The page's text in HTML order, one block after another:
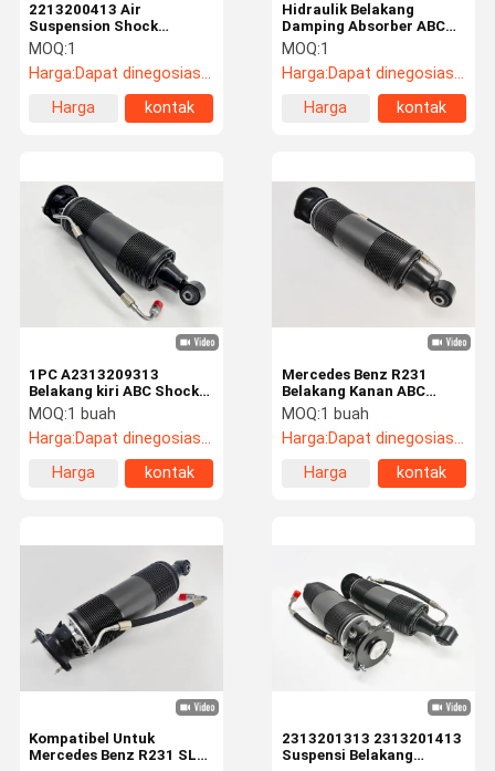
Produk Tentang Kita
Hidraulik Belakang
Damping Absorber ABC
Untuk Mercedes Benz S-
Kelas 2213200313
MOQ:1
Harga:Dapat dinegosiasikan
Harga
kontak
2213200413 Air
Suspension Shock
Absorbers ABC Hydraulic
Strut Untuk Benz
MOQ:1
Harga:Dapat dinegosiasikan
Harga
kontak
Mercedes Benz R231
Belakang Kanan ABC
Hydraulic Shock Strut
2313209613
MOQ:1 buah
Harga:Dapat dinegosiasikan
Harga
kontak
1PC A2313209313
Belakang kiri ABC Shock
Absorber Kompatibel
dengan Mercedes-Benz
SL-Kelas R231 AMG
MOQ:1 buah
Harga:Dapat dinegosiasikan
Harga
kontak
2313201313 2313201413
Suspensi Belakang
Kompatibel Untuk
Mercedes Benz R231 SL-